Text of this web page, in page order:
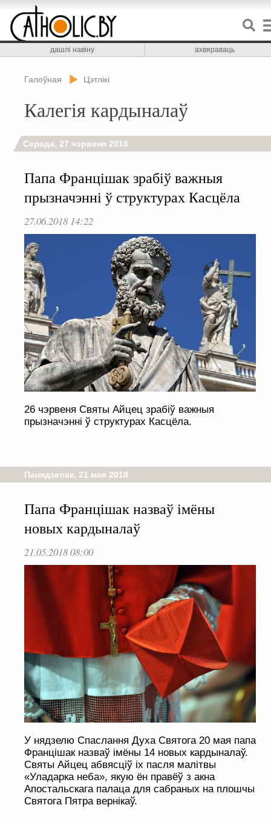
дашлі навіну ахвяраваць
Галоўная Цэтлікі
Калегія кардыналаў
Серада, 27 чэрвеня 2018
Папа Францішак зрабіў важныя
прызначэнні ў структурах Касцёла
27.06.2018 14:22
26 чэрвеня Святы Айцец зрабіў важныя
прызначэнні ў структурах Касцёла.
Панядзелак, 21 мая 2018
Папа Францішак назваў імёны
новых кардыналаў
21.05.2018 08:00
У нядзелю Спаслання Духа Святога 20 мая папа
Францішак назваў імёны 14 новых кардыналаў.
Святы Айцец абвясціў іх пасля малітвы
«Уладарка неба», якую ён правёў з акна
Апостальскага палаца для сабраных на плошчы
Святога Пятра вернікаў.